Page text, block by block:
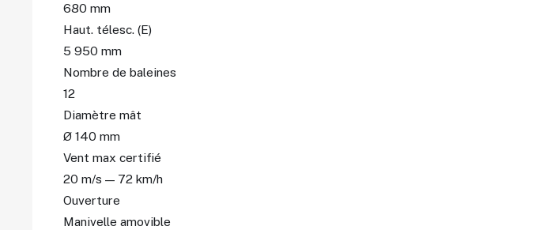
680 mm
Haut. télesc. (E)
5 950 mm
Nombre de baleines
12
Diamètre mât
Ø 140 mm
Vent max certifié
20 m/s — 72 km/h
Ouverture
Manivelle amovible